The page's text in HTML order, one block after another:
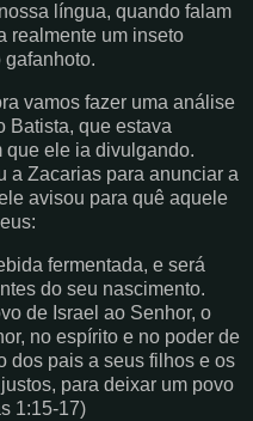
língua, quando falam
realmente um inseto
vamos fazer uma análise
Batista, que estava
que ele ia divulgando.
a Zacarias para anunciar a
avisou para quê aquele
fermentada, e será
do seu nascimento.
de Israel ao Senhor, o
no espírito e no poder de
dos pais a seus filhos e os
para deixar um povo
1:15-17)